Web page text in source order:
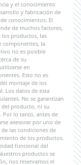
y el conocimiento
y fabricación de
conocimientos. El
de muchos factores,
los productos, las
componentes, la
no es posible
de su
en
Esto no es
montaje de los
Los datos de esta
No se garantizan
producto, ni su
Por lo tanto, antes de
asesorar por uno de
las condiciones de
de los productos.
funcional del
productos se
nos reservamos el